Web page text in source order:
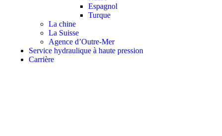
Espagnol
Turque
La chine
La Suisse
Agence d’Outre-Mer
Service hydraulique à haute pression
Carrière